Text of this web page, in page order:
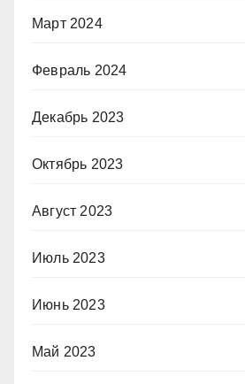
Март 2024
Февраль 2024
Декабрь 2023
Октябрь 2023
Август 2023
Июль 2023
Июнь 2023
Май 2023